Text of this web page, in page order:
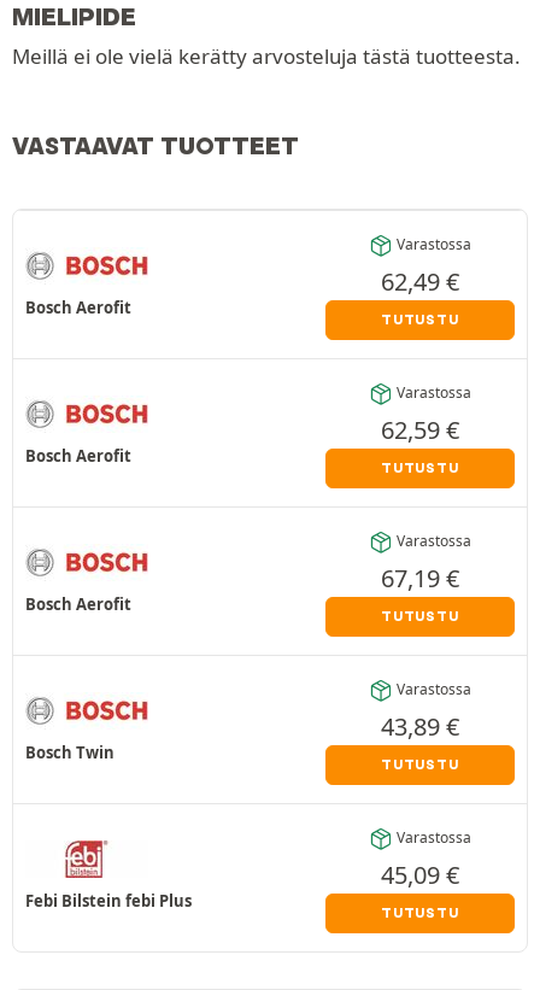
MIELIPIDE
Meillä ei ole vielä kerätty arvosteluja tästä tuotteesta.
VASTAAVAT TUOTTEET
Bosch Aerofit
Varastossa
62,49€
TUTUSTU
Bosch Aerofit
Varastossa
62,59€
TUTUSTU
Bosch Aerofit
Varastossa
67,19€
TUTUSTU
Bosch Twin
Varastossa
43,89€
TUTUSTU
Febi Bilstein febi Plus
Varastossa
45,09€
TUTUSTU